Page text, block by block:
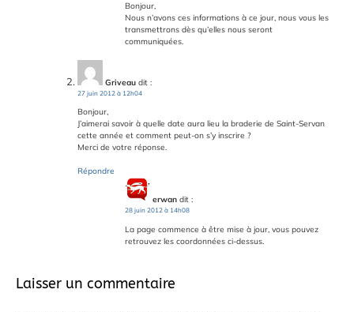
Bonjour,
Nous n’avons ces informations à ce jour, nous vous les
transmettrons dès qu’elles nous seront
communiquées.
Griveau dit :
27 juin 2012 à 12h04
Bonjour,
J’aimerai savoir à quelle date aura lieu la braderie de Saint-Servan
cette année et comment peut-on s’y inscrire ?
Merci de votre réponse.
Répondre
erwan dit :
28 juin 2012 à 14h08
La page commence à être mise à jour, vous pouvez
retrouvez les coordonnées ci-dessus.
Laisser un commentaire